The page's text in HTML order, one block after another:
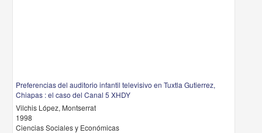
Preferencias del auditorio infantil televisivo en Tuxtla Gutierrez,
Chiapas : el caso del Canal 5 XHDY
Vilchis López, Montserrat
1998
Ciencias Sociales y Económicas